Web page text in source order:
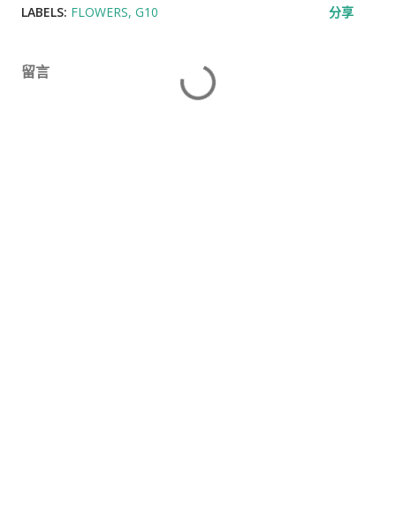
LABELS: FLOWERS G10 分享
留言